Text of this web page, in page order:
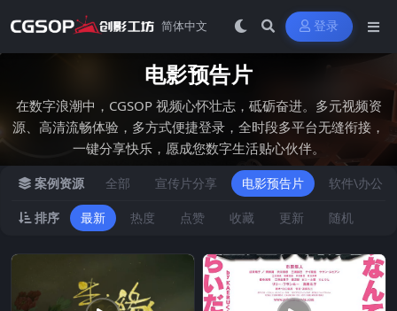
登录
电影预告片
在数字浪潮中，CGSOP 视频心怀壮志，砥砺奋进。多元视频资
源、高清流畅体验，多方式便捷登录，全时段多平台无缝衔接，
一键分享快乐，愿成您数字生活贴心伙伴。
案例资源 全部 宣传片分享 电影预告片 软件\办公
排序 最新 热度 点赞 收藏 更新 随机